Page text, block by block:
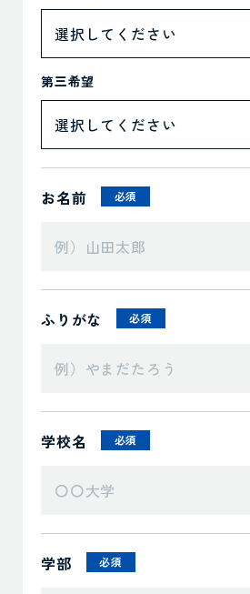
第三希望
お名前 必須
ふりがな 必須
学校名 必須
学部 必須